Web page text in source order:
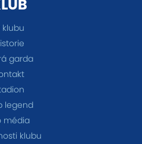
klubu
garda
legend
média
klubu